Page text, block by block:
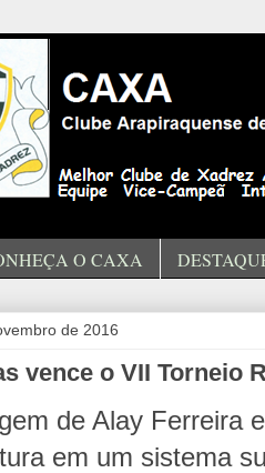
O CAXA
de 2016
vence o VII Torneio
de Alay Ferreira
em um sistema